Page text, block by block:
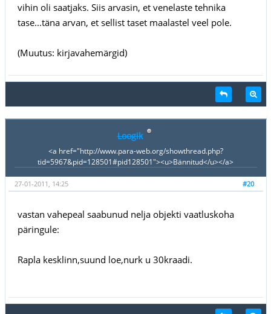
vihin oli saatjaks. Siis arvasin, et venelaste tehnika
tase...täna arvan, et sellist taset maalastel veel pole.
(Muutus: kirjavahemärgid)
Loogik
<a href="http://www.para-web.org/showthread.php?
tid=5967&pid=128501#pid128501"><u>Bännitud</u></a>
#20
27-01-2011, 14:25
vastan vahepeal saabunud nelja objekti vaatluskoha
päringule:
Rapla kesklinn,suund loe,nurk u 30kraadi.